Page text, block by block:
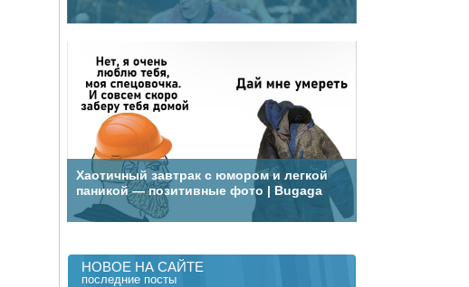
Хаотичный завтрак с юмором и легкой
паникой — позитивные фото | Bugaga
НОВОЕ НА САЙТЕ
последние посты